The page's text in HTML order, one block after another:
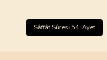
Sâffât Sûresi 54. Ayet